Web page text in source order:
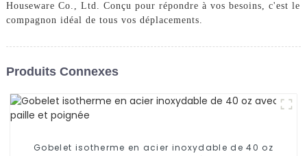
Houseware Co., Ltd. Conçu pour répondre à vos besoins, c'est le
compagnon idéal de tous vos déplacements.
Produits Connexes
Gobelet isotherme en acier inoxydable de 40 oz